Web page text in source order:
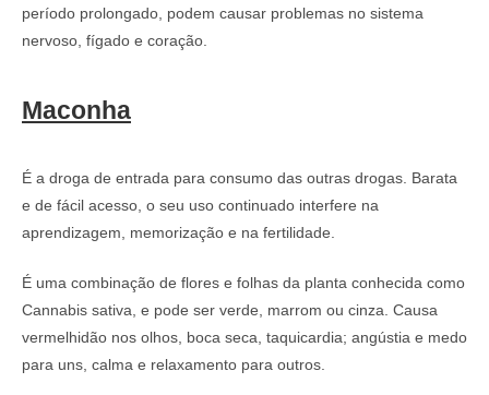
período prolongado, podem causar problemas no sistema
nervoso, fígado e coração.
Maconha
É a droga de entrada para consumo das outras drogas. Barata
e de fácil acesso, o seu uso continuado interfere na
aprendizagem, memorização e na fertilidade.
É uma combinação de flores e folhas da planta conhecida como
Cannabis sativa, e pode ser verde, marrom ou cinza. Causa
vermelhidão nos olhos, boca seca, taquicardia; angústia e medo
para uns, calma e relaxamento para outros.